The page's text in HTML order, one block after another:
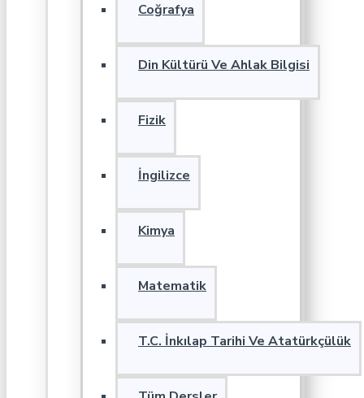
Coğrafya
Din Kültürü Ve Ahlak Bilgisi
Fizik
İngilizce
Kimya
Matematik
T.C. İnkılap Tarihi Ve Atatürkçülük